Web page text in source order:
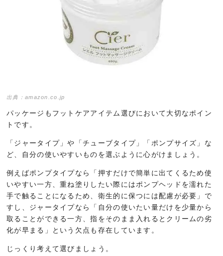
出典：amazon.co.jp
パッケージもフットケアアイテム選びにおいて大切なポイン
トです。
「ジャータイプ」や「チューブタイプ」「ポンプサイズ」な
ど、自分の使いやすいものを選ぶように心がけましょう。
例えばポンプタイプなら「押すだけで簡単に出てくるため使
いやすい一方、重ね塗りしたい際にはポンプヘッドを濡れた
手で触ることになるため、衛生的に保つには配慮が必要」で
すし、ジャータイプなら「自分の使いたい量だけを少量から
取ることができる一方、指をそのまま入れるとクリームの劣
化が早まる」という欠点も存在しています。
じっくり考えて選びましょう。